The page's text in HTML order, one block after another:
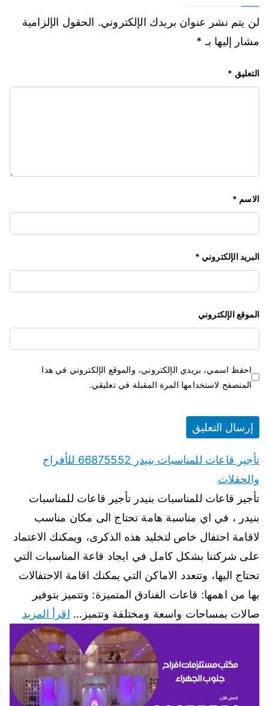
لن يتم نشر عنوان بريدك الإلكتروني. الحقول الإلزامية
مشار إليها بـ *
التعليق *
الاسم *
البريد الإلكتروني *
الموقع الإلكتروني
احفظ اسمي، بريدي الإلكتروني، والموقع الإلكتروني في هذا
المتصفح لاستخدامها المرة المقبلة في تعليقي.
تأجير قاعات للمناسبات بنيدر 66875552 للأفراح
والحفلات
تأجير قاعات للمناسبات بنيدر تأجير قاعات للمناسبات
بنيدر ، في اي مناسبة هامة تحتاج الى مكان مناسب
لاقامة احتفال خاص لتخليد هذه الذكرى، ويمكنك الاعتماد
على شركتنا بشكل كامل في ايجاد قاعة المناسبات التي
تحتاج اليها، وتتعدد الاماكن التي يمكنك اقامة الاحتفالات
بها من اهمها: قاعات الفنادق المتميزة: وتتميز بتوفير
صالات بمساحات واسعة ومختلفة وتتميز… اقرأ المزيد